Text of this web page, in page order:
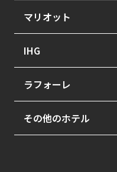
マリオット
翠嵐 ラグジュアリー
イラフ SUI ラグジュ
沖縄宮古
IHG
ホテルインディゴ長
ラフォーレ
ラフォーレ伊東温泉
その他のホテル